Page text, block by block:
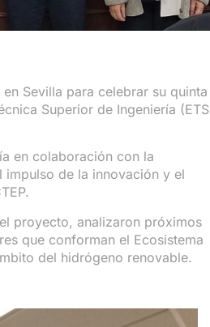
Sevilla para celebrar su quinta
Superior de Ingeniería
en colaboración con la
impulso de la innovación y el
proyecto, analizaron próximos
que conforman el Ecosistema
del hidrógeno renovable.